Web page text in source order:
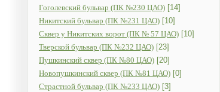
Гоголевский бульвар (ПК №230 ЦАО) [14]
Никитский бульвар (ПК №231 ЦАО) [10]
Сквер у Никитских ворот (ПК № 57 ЦАО) [10]
Тверской бульвар (ПК №232 ЦАО) [23]
Пушкинский сквер (ПК №80 ЦАО) [20]
Новопушкинский сквер (ПК №81 ЦАО) [0]
Страстной бульвар (ПК №233 ЦАО) [3]